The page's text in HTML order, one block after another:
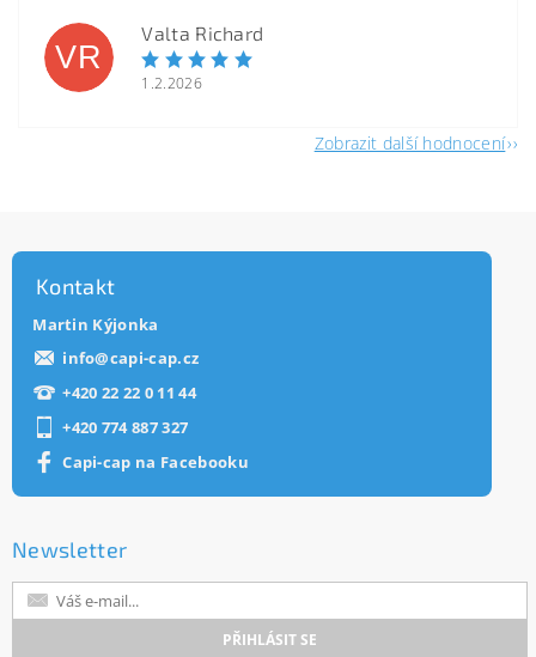
VR
Valta Richard
1.2.2026
Zobrazit další hodnocení
Kontakt
Martin Kýjonka
info@capi-cap.cz
+420 22 22 0 11 44
+420 774 887 327
Capi-cap na Facebooku
Newsletter